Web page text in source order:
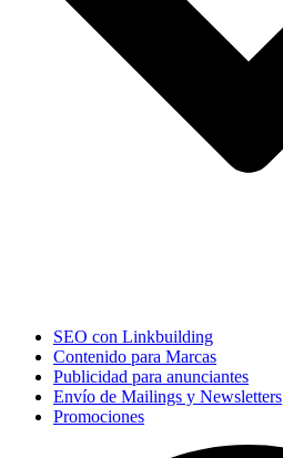
SEO con Linkbuilding
Contenido para Marcas
Publicidad para anunciantes
Envío de Mailings y Newsletters
Promociones